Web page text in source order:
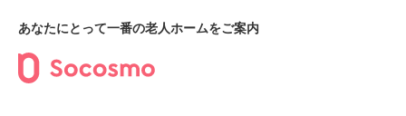
あなたにとって一番の老人ホームをご案内